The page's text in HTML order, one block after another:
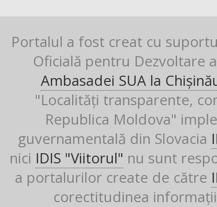
Portalul a fost creat cu
Oficială pentru Dezvoltare
Ambasadei SUA la
"Localități transparente,
Republica Moldova"
guvernamentală din Slovacia
nici IDIS "Viitorul" nu sunt
a portalurilor create de către
corectitudinea